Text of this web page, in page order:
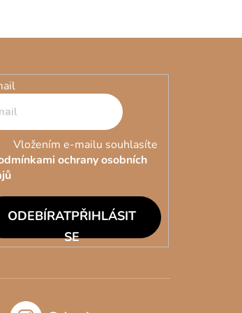
Vložením e-mailu souhlasíte
ochrany osobních
PŘIHLÁSIT
SE